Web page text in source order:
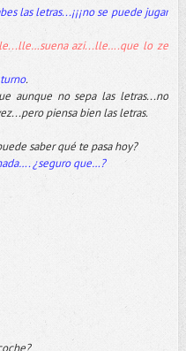
las letras...¡¡¡no se puede jugar
azi...lle….que lo ze
.
aunque no sepa las letras...no
piensa bien las letras.
saber qué te pasa hoy?
¿seguro que…?